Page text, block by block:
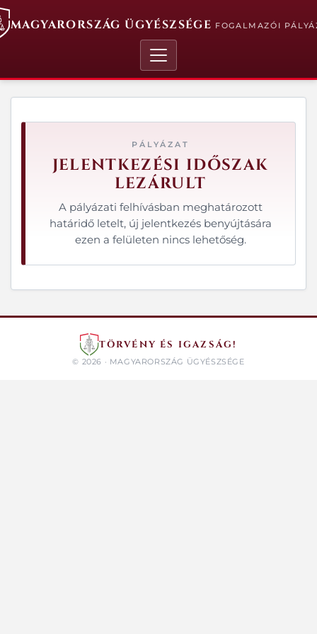
MAGYARORSZÁG ÜGYÉSZSÉGE FOGALMAZÓI
PÁLYÁZAT
JELENTKEZÉSI IDŐSZAK
LEZÁRULT
A pályázati felhívásban meghatározott
határidő letelt, új jelentkezés benyújtására
ezen a felületen nincs lehetőség.
TÖRVÉNY ÉS IGAZSÁG!
© 2026 · MAGYARORSZÁG ÜGYÉSZSÉGE